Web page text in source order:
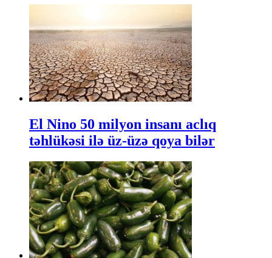
El Nino 50 milyon insanı aclıq
təhlükəsi ilə üz-üzə qoya bilər